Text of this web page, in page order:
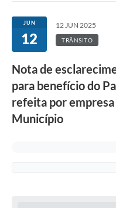
JUN
12
12 JUN 2025
TRÂNSITO
Nota de
para benefício do
refeita por
Município